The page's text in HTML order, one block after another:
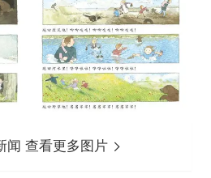
闻 查看更多图片